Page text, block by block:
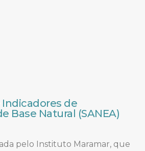
de
Base Natural (SANEA)
pelo Instituto Maramar, que